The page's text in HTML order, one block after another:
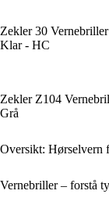
Zekler 30
Klar - HC
Zekler Z104
Grå
Oversikt: Hørselvern
Vernebriller – forstå